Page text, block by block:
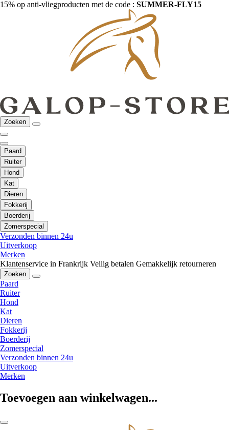
15% op anti-vliegproducten met de code : SUMMER-FLY15
Zoeken
Paard
Ruiter
Hond
Kat
Dieren
Fokkerij
Boerderij
Zomerspecial
Verzonden binnen 24u
Uitverkoop
Merken
Klantenservice in Frankrijk Veilig betalen Gemakkelijk retourneren
Zoeken
Paard
Ruiter
Hond
Kat
Dieren
Fokkerij
Boerderij
Zomerspecial
Verzonden binnen 24u
Uitverkoop
Merken
Toevoegen aan winkelwagen...